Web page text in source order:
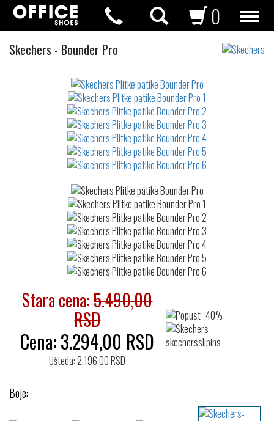
0
Skechers Plitke
- Bounder Pro
Stara cena:5.490,00
RSD
Cena:3.294,00 RSD
Ušteda: 2.196,00 RSD
Boje: